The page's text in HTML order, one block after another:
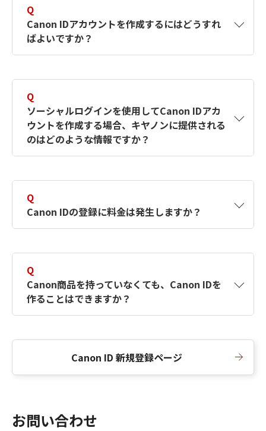
Q
Canon IDアカウントを作成するにはどうすれ
ばよいですか？
す。詳しい作成方法は【カメラ】Canon IDとは
何ですか？Canon IDの作成方法は？をご確認く
ださい。
Q
ソーシャルログインを使用してCanon IDアカ
ウントを作成する場合、キヤノンに提供される
のはどのような情報ですか？
択したサービスから取得します。アカウントを
簡単に作成できるように、この情報を使用して
Canon IDの登録フォームを入力します。
Q
Canon IDの登録に料金は発生しますか？
Q
Canon商品を持っていなくても、Canon IDを
作ることはできますか？
Canon ID 新規登録ページ
お問い合わせ